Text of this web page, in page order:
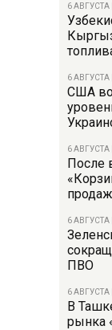
6 АВГУСТА
6 АВГУСТА
США
6 АВГУСТА
После
6 АВГУСТА
ПВО
6 АВГУСТА
В
рынка